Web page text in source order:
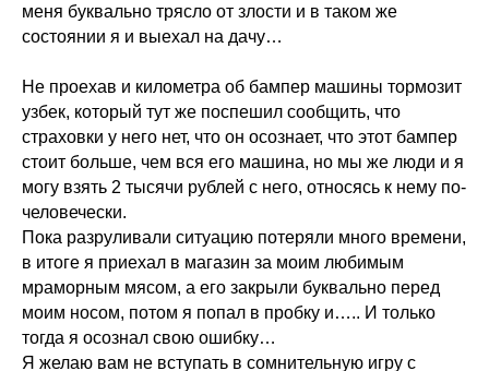
меня буквально трясло от злости и в таком же
состоянии я и выехал на дачу…
Не проехав и километра об бампер машины тормозит
узбек, который тут же поспешил сообщить, что
страховки у него нет, что он осознает, что этот бампер
стоит больше, чем вся его машина, но мы же люди и я
могу взять 2 тысячи рублей с него, относясь к нему по-
человечески.
Пока разруливали ситуацию потеряли много времени,
в итоге я приехал в магазин за моим любимым
мраморным мясом, а его закрыли буквально перед
моим носом, потом я попал в пробку и….. И только
тогда я осознал свою ошибку…
Я желаю вам не вступать в сомнительную игру с